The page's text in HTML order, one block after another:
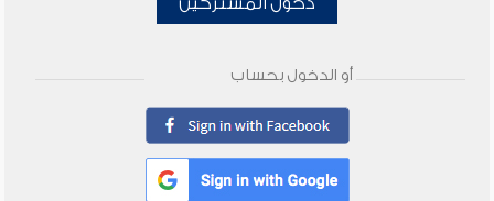
أو الدخول بحساب